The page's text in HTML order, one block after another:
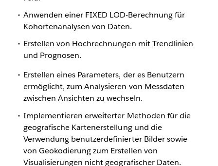
Anwenden einer FIXED LOD-Berechnung für
Kohortenanalysen von Daten.
Erstellen von Hochrechnungen mit Trendlinien
und Prognosen.
Erstellen eines Parameters, der es Benutzern
ermöglicht, zum Analysieren von Messdaten
zwischen Ansichten zu wechseln.
Implementieren erweiterter Methoden für die
geografische Kartenerstellung und die
Verwendung benutzerdefinierter Bilder sowie
von Geokodierung zum Erstellen von
Visualisierungen nicht geografischer Daten.